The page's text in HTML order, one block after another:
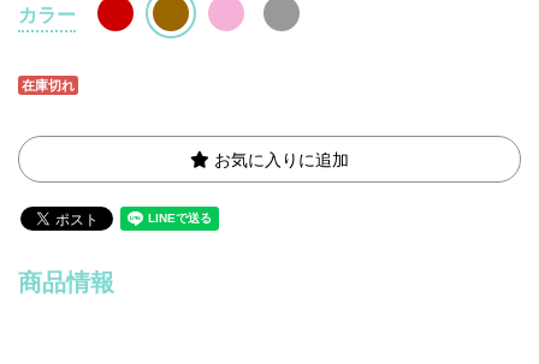
カラー
在庫切れ
お気に入りに追加
商品情報